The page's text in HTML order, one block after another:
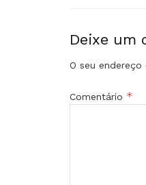
Deixe um
O seu
Comentário *